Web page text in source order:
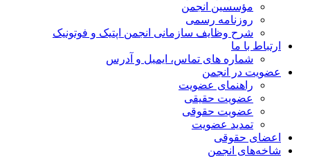
مؤسسین انجمن
روزنامه رسمی
شرح وظایف سازمانی انجمن اپتیک و فوتونیک
ارتباط با ما
شماره های تماس، ایمیل و آدرس
عضویت در انجمن
راهنمای عضویت
عضویت حقیقی
عضویت حقوقی
تمدید عضویت
اعضای حقوقی
شاخه‌های انجمن